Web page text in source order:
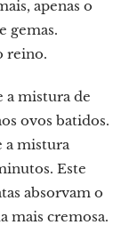
apenas o
gemas.
reino.
a mistura de
ovos batidos.
a mistura
Este
absorvam o
mais cremosa.